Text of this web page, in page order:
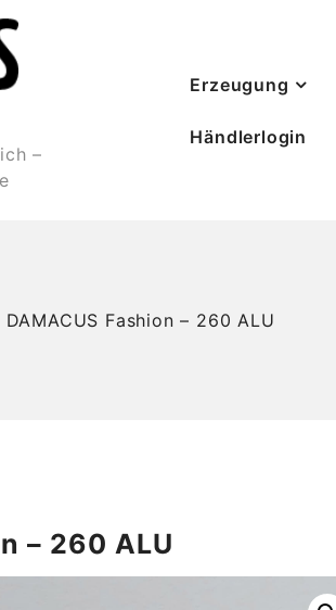
–
Erzeugung
Händlerlogin
DAMACUS Fashion – 260 ALU
– 260 ALU